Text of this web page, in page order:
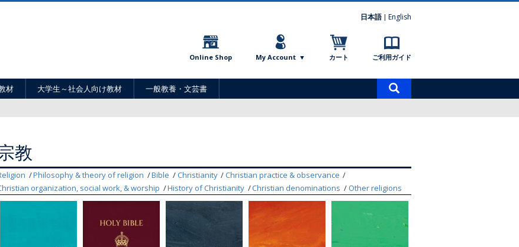
日本語 English
Online Shop My Account カート ご利用ガイド
材 大学生～社会人向け教材 一般教養・文芸書
教
Philosophy & theory of religion Bible Christianity
Christian practice & observance
organization, social work, & worship
History of Christianity Christian denominations Other religions